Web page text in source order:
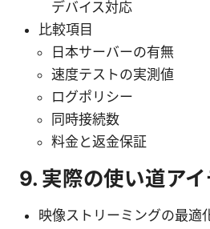
デバイス対応
比較項目
日本サーバーの有無
速度テストの実測値
ログポリシー
同時接続数
料金と返金保証
9. 実際の使い道ア
映像ストリーミングの最適